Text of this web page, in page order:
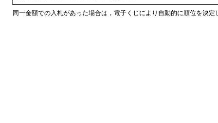
同一金額での入札があった場合は，電子くじにより自動的に順位を決定